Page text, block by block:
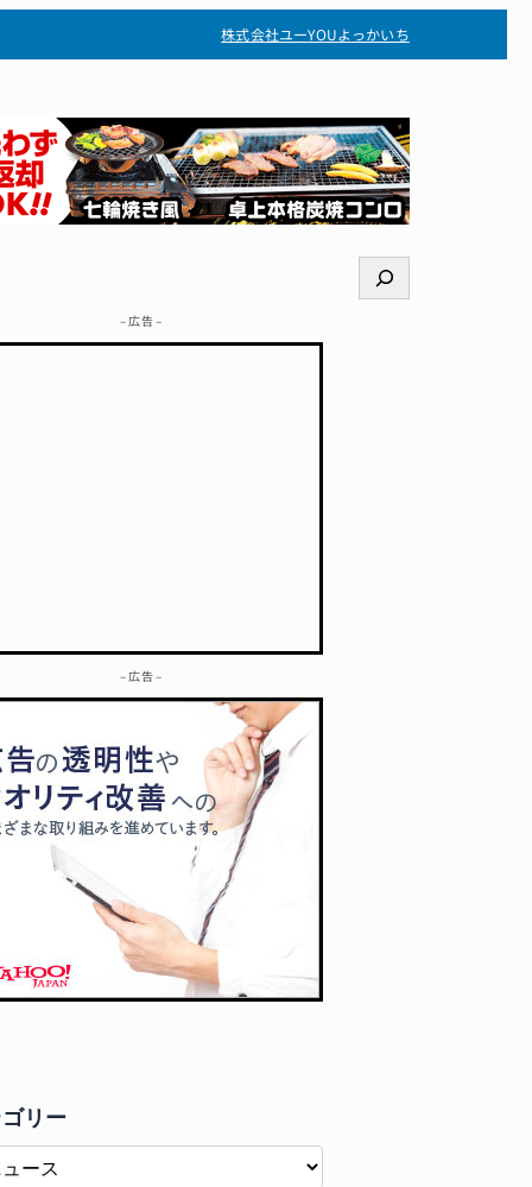
株式会社ユーYOUよっかいち
検
索
– 広告 –
– 広告 –
リー